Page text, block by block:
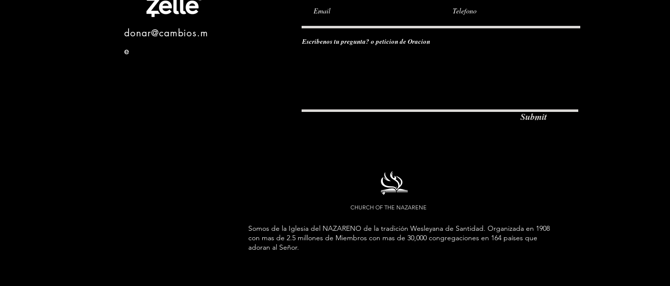
donar@cambios.m
e
Escribenos tu pregunta? o peticion de Oracion
Submit
CHURCH OF THE NAZARENE
Somos de la Iglesia del NAZARENO de la tradición Wesleyana de Santidad. Organizada en 1908
con mas de 2.5 millones de Miembros con mas de 30,000 congregaciones en 164 países que
adoran al Señor.